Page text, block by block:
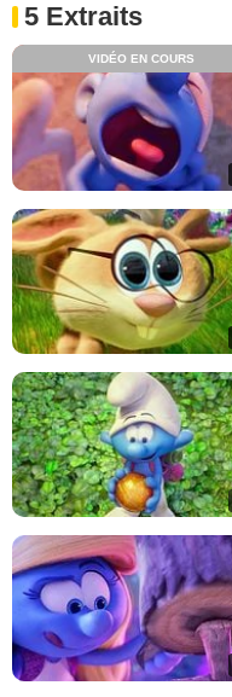
5 Extraits
VIDÉO EN COURS